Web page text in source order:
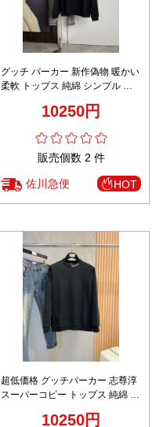
グッチ パーカー 新作偽物 暖かい
柔軟 トップス 純綿 シンプル 男
10250円
販売個数 2 件
佐川急便 HOT
超低価格 グッチパーカー 志尊淳
スーパーコピー トップス 純綿 シ
10250円